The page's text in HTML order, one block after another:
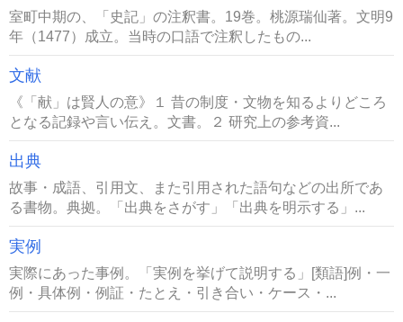
室町中期の、「史記」の注釈書。19巻。桃源瑞仙著。文明9
年（1477）成立。当時の口語で注釈したもの...
文献
《「献」は賢人の意》１ 昔の制度・文物を知るよりどころ
となる記録や言い伝え。文書。２ 研究上の参考資...
出典
故事・成語、引用文、また引用された語句などの出所であ
る書物。典拠。「出典をさがす」「出典を明示する」...
実例
実際にあった事例。「実例を挙げて説明する」[類語]例・一
例・具体例・例証・たとえ・引き合い・ケース・...